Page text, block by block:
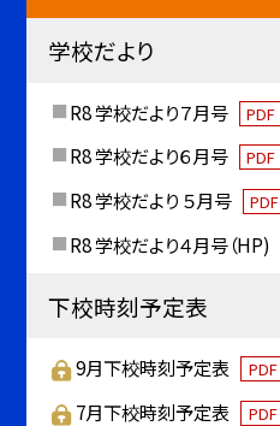
学校だより
R8 学校だより７月号 PDF
R8 学校だより６月号
PDF
R8 学校だより ５月号
PDF
R8 学校だより４月号（HP)
下校時刻予定表
9月下校時刻予定表 PDF
7月下校時刻予定表
PDF